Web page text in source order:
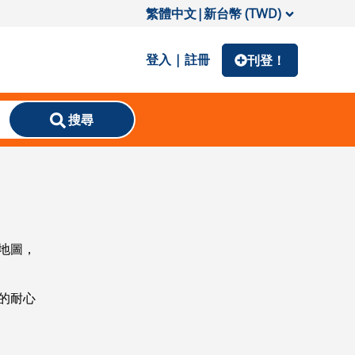
繁體中文|新台幣 (TWD)
登入 | 註冊 刊登！
搜尋
圖，
耐心